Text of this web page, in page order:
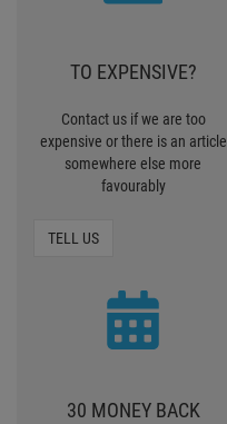
TO EXPENSIVE?
Contact us if we are too
expensive or there is an article
somewhere else more
favourably
TELL US
30 MONEY BACK